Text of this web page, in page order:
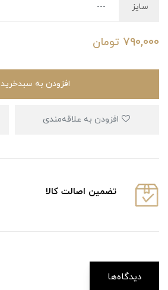
سایز
790,000 تومان
افزودن به سبدخرید
تضمین اصالت کالا
دیدگاه‌ها